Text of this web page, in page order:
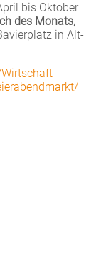
bis Oktober
des Monats,
in Alt-